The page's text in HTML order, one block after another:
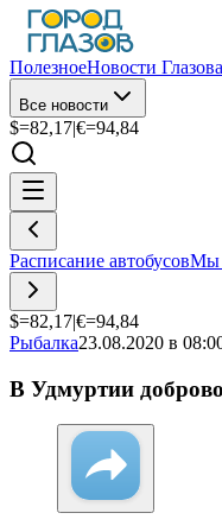
ПолезноеНовости Глазова
Все новости
$=82,17|€=94,84
Расписание автобусовМы
$=82,17|€=94,84
Рыбалка23.08.2020 в
В Удмуртии